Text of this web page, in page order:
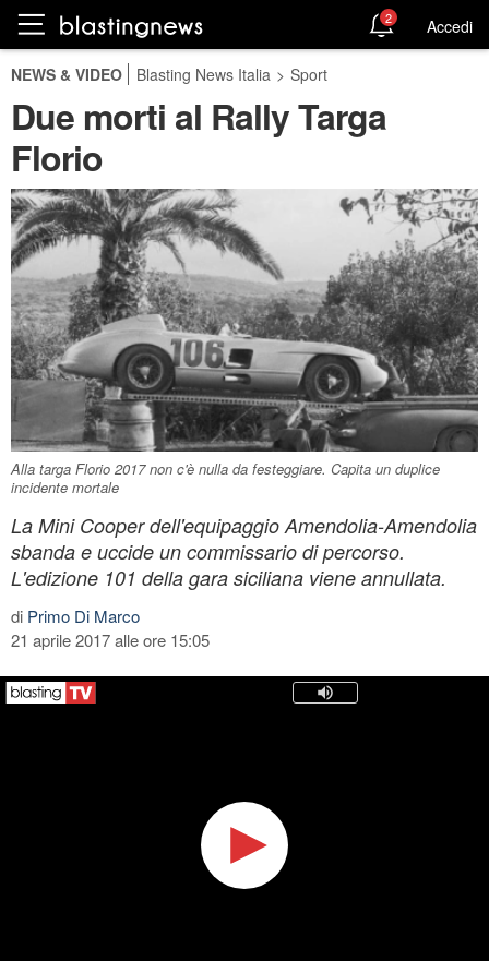
2 Accedi
NEWS & VIDEO Blasting News Italia > Sport
Due morti al Rally Targa
Florio
Alla targa Florio 2017 non c'è nulla da festeggiare. Capita un duplice
incidente mortale
La Mini Cooper dell'equipaggio Amendolia-Amendolia
sbanda e uccide un commissario di percorso.
L'edizione 101 della gara siciliana viene annullata.
di Primo Di Marco
21 aprile 2017 alle ore 15:05